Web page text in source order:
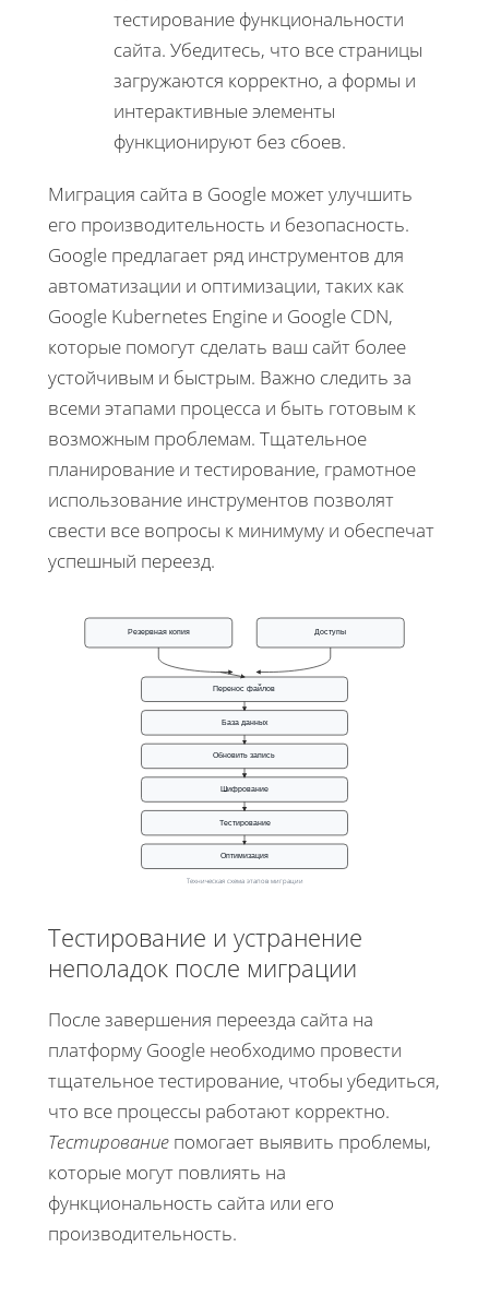
тестирование функциональности
сайта. Убедитесь, что все страницы
загружаются корректно, а формы и
интерактивные элементы
функционируют без сбоев.
Миграция сайта в Google может улучшить
его производительность и безопасность.
Google предлагает ряд инструментов для
автоматизации и оптимизации, таких как
Google Kubernetes Engine и Google CDN,
которые помогут сделать ваш сайт более
устойчивым и быстрым. Важно следить за
всеми этапами процесса и быть готовым к
возможным проблемам. Тщательное
планирование и тестирование, грамотное
использование инструментов позволят
свести все вопросы к минимуму и обеспечат
успешный переезд.
Резервная копия Доступы
Перенос файлов
База данных
Обновить запись
Шифрование
Тестирование
Оптимизация
Техническая схема этапов миграции
Тестирование и устранение
неполадок после миграции
После завершения переезда сайта на
платформу Google необходимо провести
тщательное тестирование, чтобы убедиться,
что все процессы работают корректно.
Тестирование помогает выявить проблемы,
которые могут повлиять на
функциональность сайта или его
производительность.